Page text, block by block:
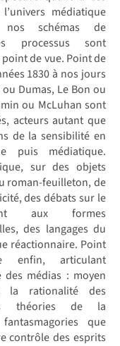
médiatique
nos schémas de
processus sont
de vue. Point de
1830 à nos jours
Dumas, Le Bon ou
ou McLuhan sont
acteurs autant que
de la sensibilité en
puis médiatique.
sur des objets
roman-feuilleton, de
des débats sur le
aux formes
des langages du
réactionnaire. Point
enfin, articulant
médias : moyen
la rationalité des
théories de la
que
contrôle des esprits